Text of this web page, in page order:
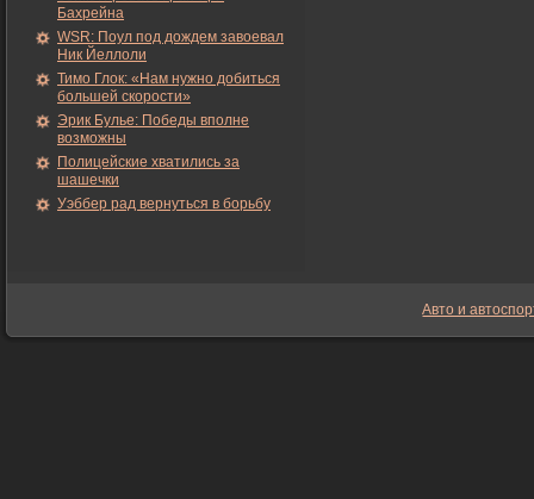
Бахрейна
WSR: Поул под дождем завоевал
Ник Йеллоли
Тимо Глок: «Нам нужно добиться
большей скорости»
Эрик Булье: Победы вполне
возможны
Полицейские хватились за
шашечки
Уэббер рад вернуться в борьбу
Авто и